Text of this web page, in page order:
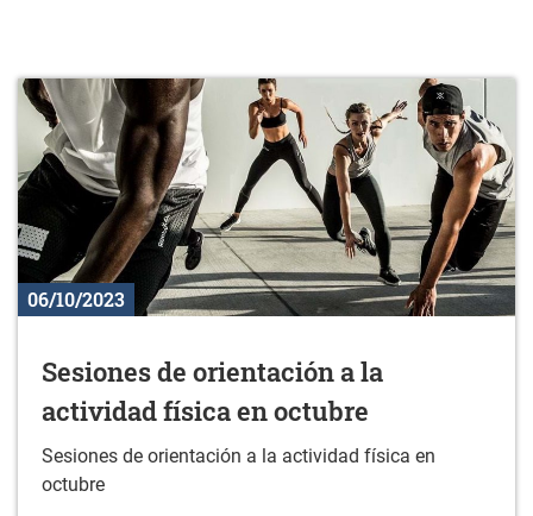
06/10/2023
Sesiones de orientación a la
actividad física en octubre
Sesiones de orientación a la actividad física en
octubre